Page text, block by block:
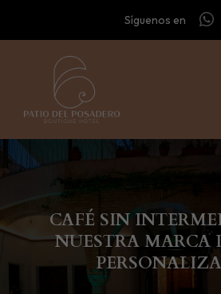
Síguenos en
CAFÉ SIN
NUESTRA MARCA